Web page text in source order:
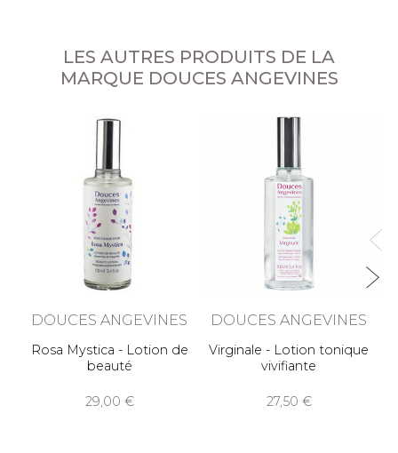
LES AUTRES PRODUITS DE LA
MARQUE DOUCES ANGEVINES
DOUCES ANGEVINES
Rosa Mystica - Lotion de
beauté
29,00
DOUCES ANGEVINES
Virginale - Lotion tonique
vivifiante
27,50